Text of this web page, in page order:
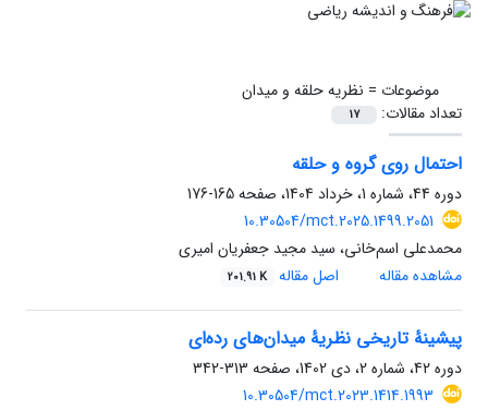
موضوعات = نظریه حلقه و میدان
تعداد مقالات:
17
احتمال روی گروه و حلقه
دوره 44، شماره 1، خرداد 1404، صفحه
165-176
10.30504/mct.2025.1499.2051
محمد‌علی اسم‌خانی، سید مجید جعفریان امیری
مشاهده مقاله
اصل مقاله 201.91 K
پیشینهٔ تاریخی نظریۀ میدان‌های رده‌ای
دوره 42، شماره 2، دی 1402، صفحه
313-342
10.30504/mct.2023.1414.1993